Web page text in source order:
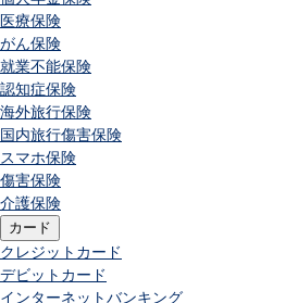
医療保険
がん保険
就業不能保険
認知症保険
海外旅行保険
国内旅行傷害保険
スマホ保険
傷害保険
介護保険
カード
クレジットカード
デビットカード
インターネットバンキング